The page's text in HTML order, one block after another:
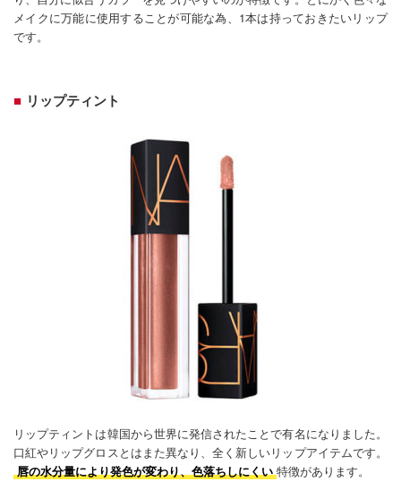
メイクに万能に使用することが可能な為、1本は持っておきたいリップ
です。
リップティント
リップティントは韓国から世界に発信されたことで有名になりました。
口紅やリップグロスとはまた異なり、全く新しいリップアイテムです。
唇の水分量により発色が変わり、色落ちしにくい 特徴があります。